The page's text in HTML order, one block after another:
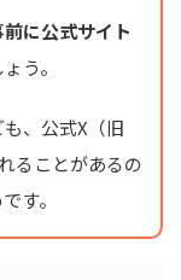
前に公式サイト
う。
、公式X（旧
ることがあるの
す。